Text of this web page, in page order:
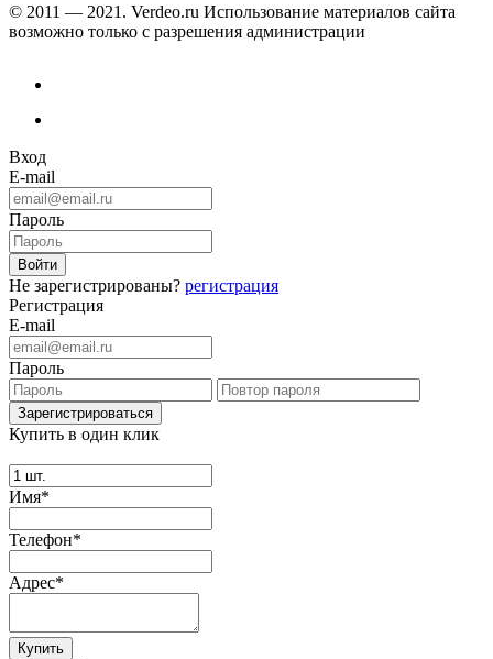
© 2011 — 2021. Verdeo.ru Использование материалов сайта
возможно только с разрешения администрации
Вход
E-mail
Пароль
Не зарегистрированы? регистрация
Регистрация
E-mail
Пароль
Купить в один клик
Имя*
Телефон*
Адрес*
Купить